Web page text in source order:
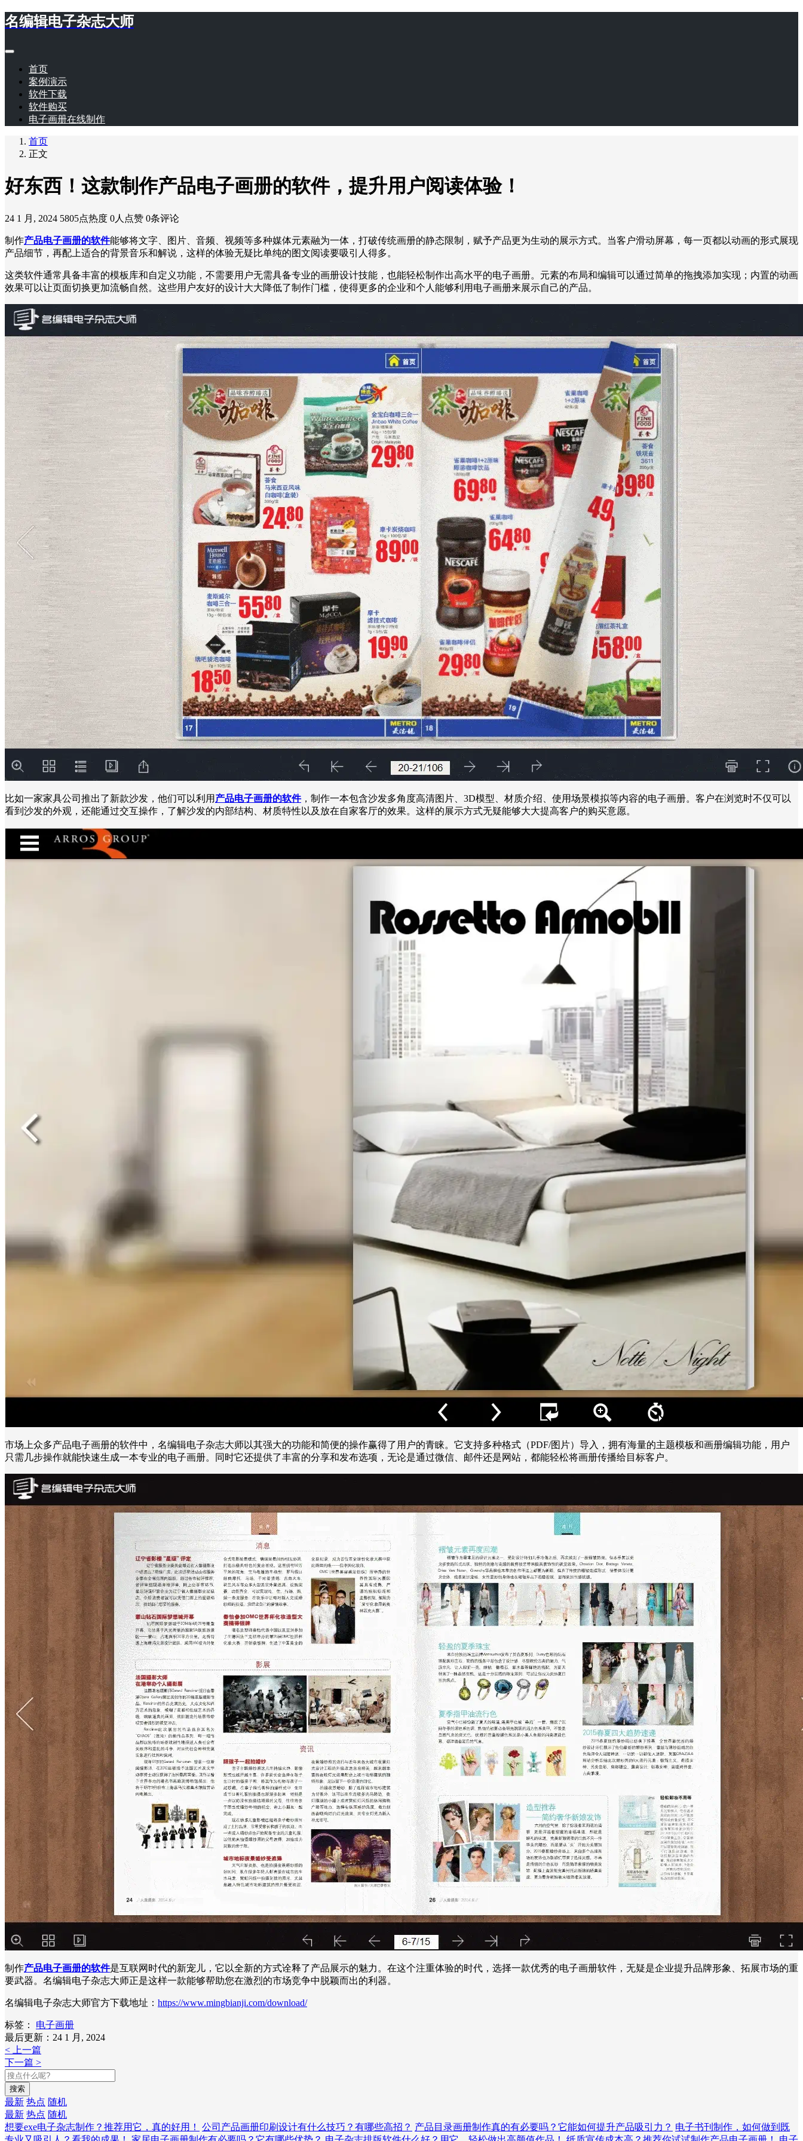
名编辑电子杂志大师
首页
案例演示
软件下载
软件购买
电子画册在线制作
首页
正文
好东西！这款制作产品电子画册的软件，提升用户阅读体验！
24 1 月, 2024 5805点热度 0人点赞 0条评论
制作产品电子画册的软件能够将文字、图片、音频、视频等多种媒体元素融为一体，打破传统画册的静态限制，赋予产品更为生动的展示方式。当客户滑动屏幕，每一页都以动画的形式展现
产品细节，再配上适合的背景音乐和解说，这样的体验无疑比单纯的图文阅读要吸引人得多。
这类软件通常具备丰富的模板库和自定义功能，不需要用户无需具备专业的画册设计技能，也能轻松制作出高水平的电子画册。元素的布局和编辑可以通过简单的拖拽添加实现；内置的动画
效果可以让页面切换更加流畅自然。这些用户友好的设计大大降低了制作门槛，使得更多的企业和个人能够利用电子画册来展示自己的产品。
比如一家家具公司推出了新款沙发，他们可以利用 产品电子画册的软件，制作一本包含沙发多角度高清图片、3D模型、材质介绍、使用场景模拟等内容的电子画册。客户在浏览时不仅可以
看到沙发的外观，还能通过交互操作，了解沙发的内部结构、材质特性以及放在自家客厅的效果。这样的展示方式无疑能够大大提高客户的购买意愿。
市场上众多产品电子画册的软件中，名编辑电子杂志大师以其强大的功能和简便的操作赢得了用户的青睐。它支持多种格式（PDF/图片）导入，拥有海量的主题模板和画册编辑功能，用户
只需几步操作就能快速生成一本专业的电子画册。同时它还提供了丰富的分享和发布选项，无论是通过微信、邮件还是网站，都能轻松将画册传播给目标客户。
制作产品电子画册的软件是互联网时代的新宠儿，它以全新的方式诠释了产品展示的魅力。在这个注重体验的时代，选择一款优秀的电子画册软件，无疑是企业提升品牌形象、拓展市场的重
要武器。名编辑电子杂志大师正是这样一款能够帮助您在激烈的市场竞争中脱颖而出的利器。
名编辑电子杂志大师官方下载地址： https://www.mingbianji.com/download/
标签：
电子画册
最后更新：24 1 月, 2024
< 上一篇
下一篇 >
搜索
最新 热点 随机
最新 热点 随机
想要exe电子杂志制作？推荐用它，真的好用！
公司产品画册印刷设计有什么技巧？有哪些高招？ 产品目录画册制作真的有必要吗？它能如何提升产品吸引力？ 电子书刊制作，如何做到既